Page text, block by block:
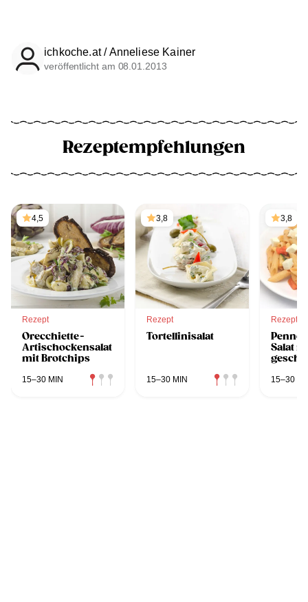
ichkoche.at / Anneliese Kainer
veröffentlicht am 08.01.2013
Rezeptempfehlungen
4,5
Rezept
Orecchiette-
Artischockensalat
mit Brotchips
15–30 MIN
3,8
Rezept
Tortellinisalat
15–30 MIN
3,8
Rezept
Salat
15–30